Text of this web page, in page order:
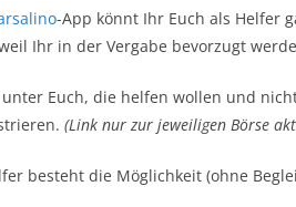
-App könnt Ihr Euch als Helfer
Ihr in der Vergabe bevorzugt
Euch, die helfen wollen und
(Link nur zur jeweiligen Börse
besteht die Möglichkeit (ohne